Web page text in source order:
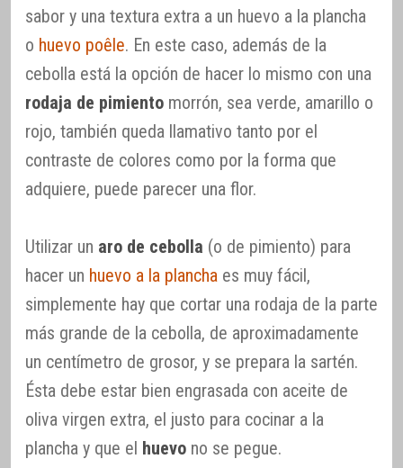
sabor y una textura extra a un huevo a la plancha
o huevo poêle. En este caso, además de la
cebolla está la opción de hacer lo mismo con una
rodaja de pimiento morrón, sea verde, amarillo o
rojo, también queda llamativo tanto por el
contraste de colores como por la forma que
adquiere, puede parecer una flor.
Utilizar un aro de cebolla (o de pimiento) para
hacer un huevo a la plancha es muy fácil,
simplemente hay que cortar una rodaja de la parte
más grande de la cebolla, de aproximadamente
un centímetro de grosor, y se prepara la sartén.
Ésta debe estar bien engrasada con aceite de
oliva virgen extra, el justo para cocinar a la
plancha y que el huevo no se pegue.